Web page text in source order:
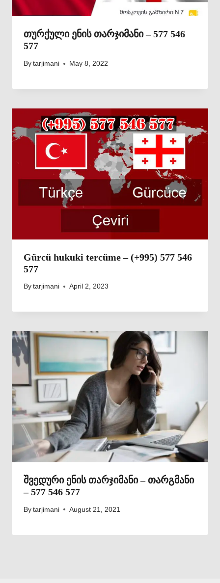
თურქული ენის თარჯიმანი – 577 546
577
By tarjimani May 8, 2022
Gürcü hukuki tercüme – (+995) 577 546
577
By tarjimani April 2, 2023
შვედური ენის თარჯიმანი – თარგმანი
– 577 546 577
By tarjimani August 21, 2021